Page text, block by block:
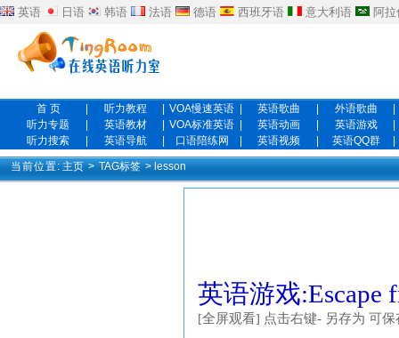
英语 日语 韩语 法语 德语 西班牙语 意大利语 阿
首 页 听力教程 VOA慢速英语 英语歌曲 外语歌曲
听力专题
英语教材 VOA标准英语 英语动画 英语游戏
听力搜索
英语导航 口语陪练网 英语视频 英语QQ群
当前位置: 主页 > TAG标签 > lesson
英语游戏:Escape
[全屏观看] 点击右键- 另存为 可保